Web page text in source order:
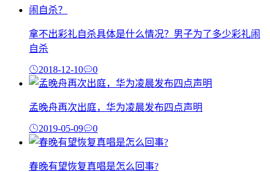
拿不出彩礼自杀具体是什么情况？男子为了多少彩礼闹
自杀
2018-12-10 0
孟晚舟再次出庭，华为凌晨发布四点声明
2019-05-09 0
春晚有望恢复真唱是怎么回事?